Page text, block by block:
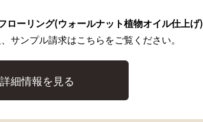
ローリング(ウォールナット植物オイル仕上げ)
サンプル請求はこちらをご覧ください。
細情報を見る